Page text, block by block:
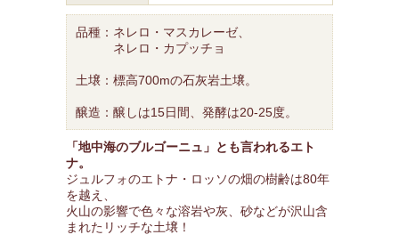
品種：ネレロ・マスカレーゼ、
ネレロ・カプッチョ
土壌：標高700mの石灰岩土壌。
醸造：醸しは15日間、発酵は20-25度。
「地中海のブルゴーニュ」とも言われるエト
ナ。
ジュルフォのエトナ・ロッソの畑の樹齢は80年
を越え、
火山の影響で色々な溶岩や灰、砂などが沢山含
まれたリッチな土壌！